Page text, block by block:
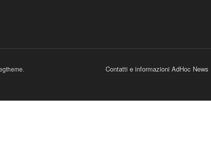
Contatti e informazioni AdHoc News
.